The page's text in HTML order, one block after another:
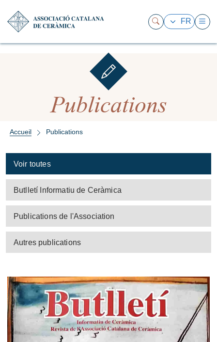
FR
Publications
Accueil Publications
Voir toutes
Butlletí Informatiu de Ceràmica
Publications de l'Association
Autres publications